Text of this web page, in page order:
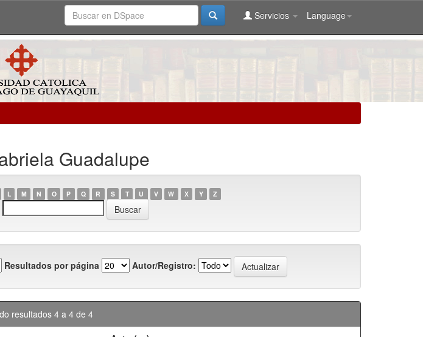
Language
Servicios
Guadalupe
L M N O P Q R S T U V W X Y Z
Resultados por página Autor/Registro:
resultados 4 a 4 de 4